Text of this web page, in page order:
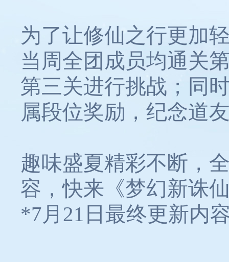
为了让修仙之行更加
当周全团成员均通关
第三关进行挑战；同
属段位奖励，纪念道
趣味盛夏精彩不断，
容，快来《梦幻新诛
*7月21日最终更新内